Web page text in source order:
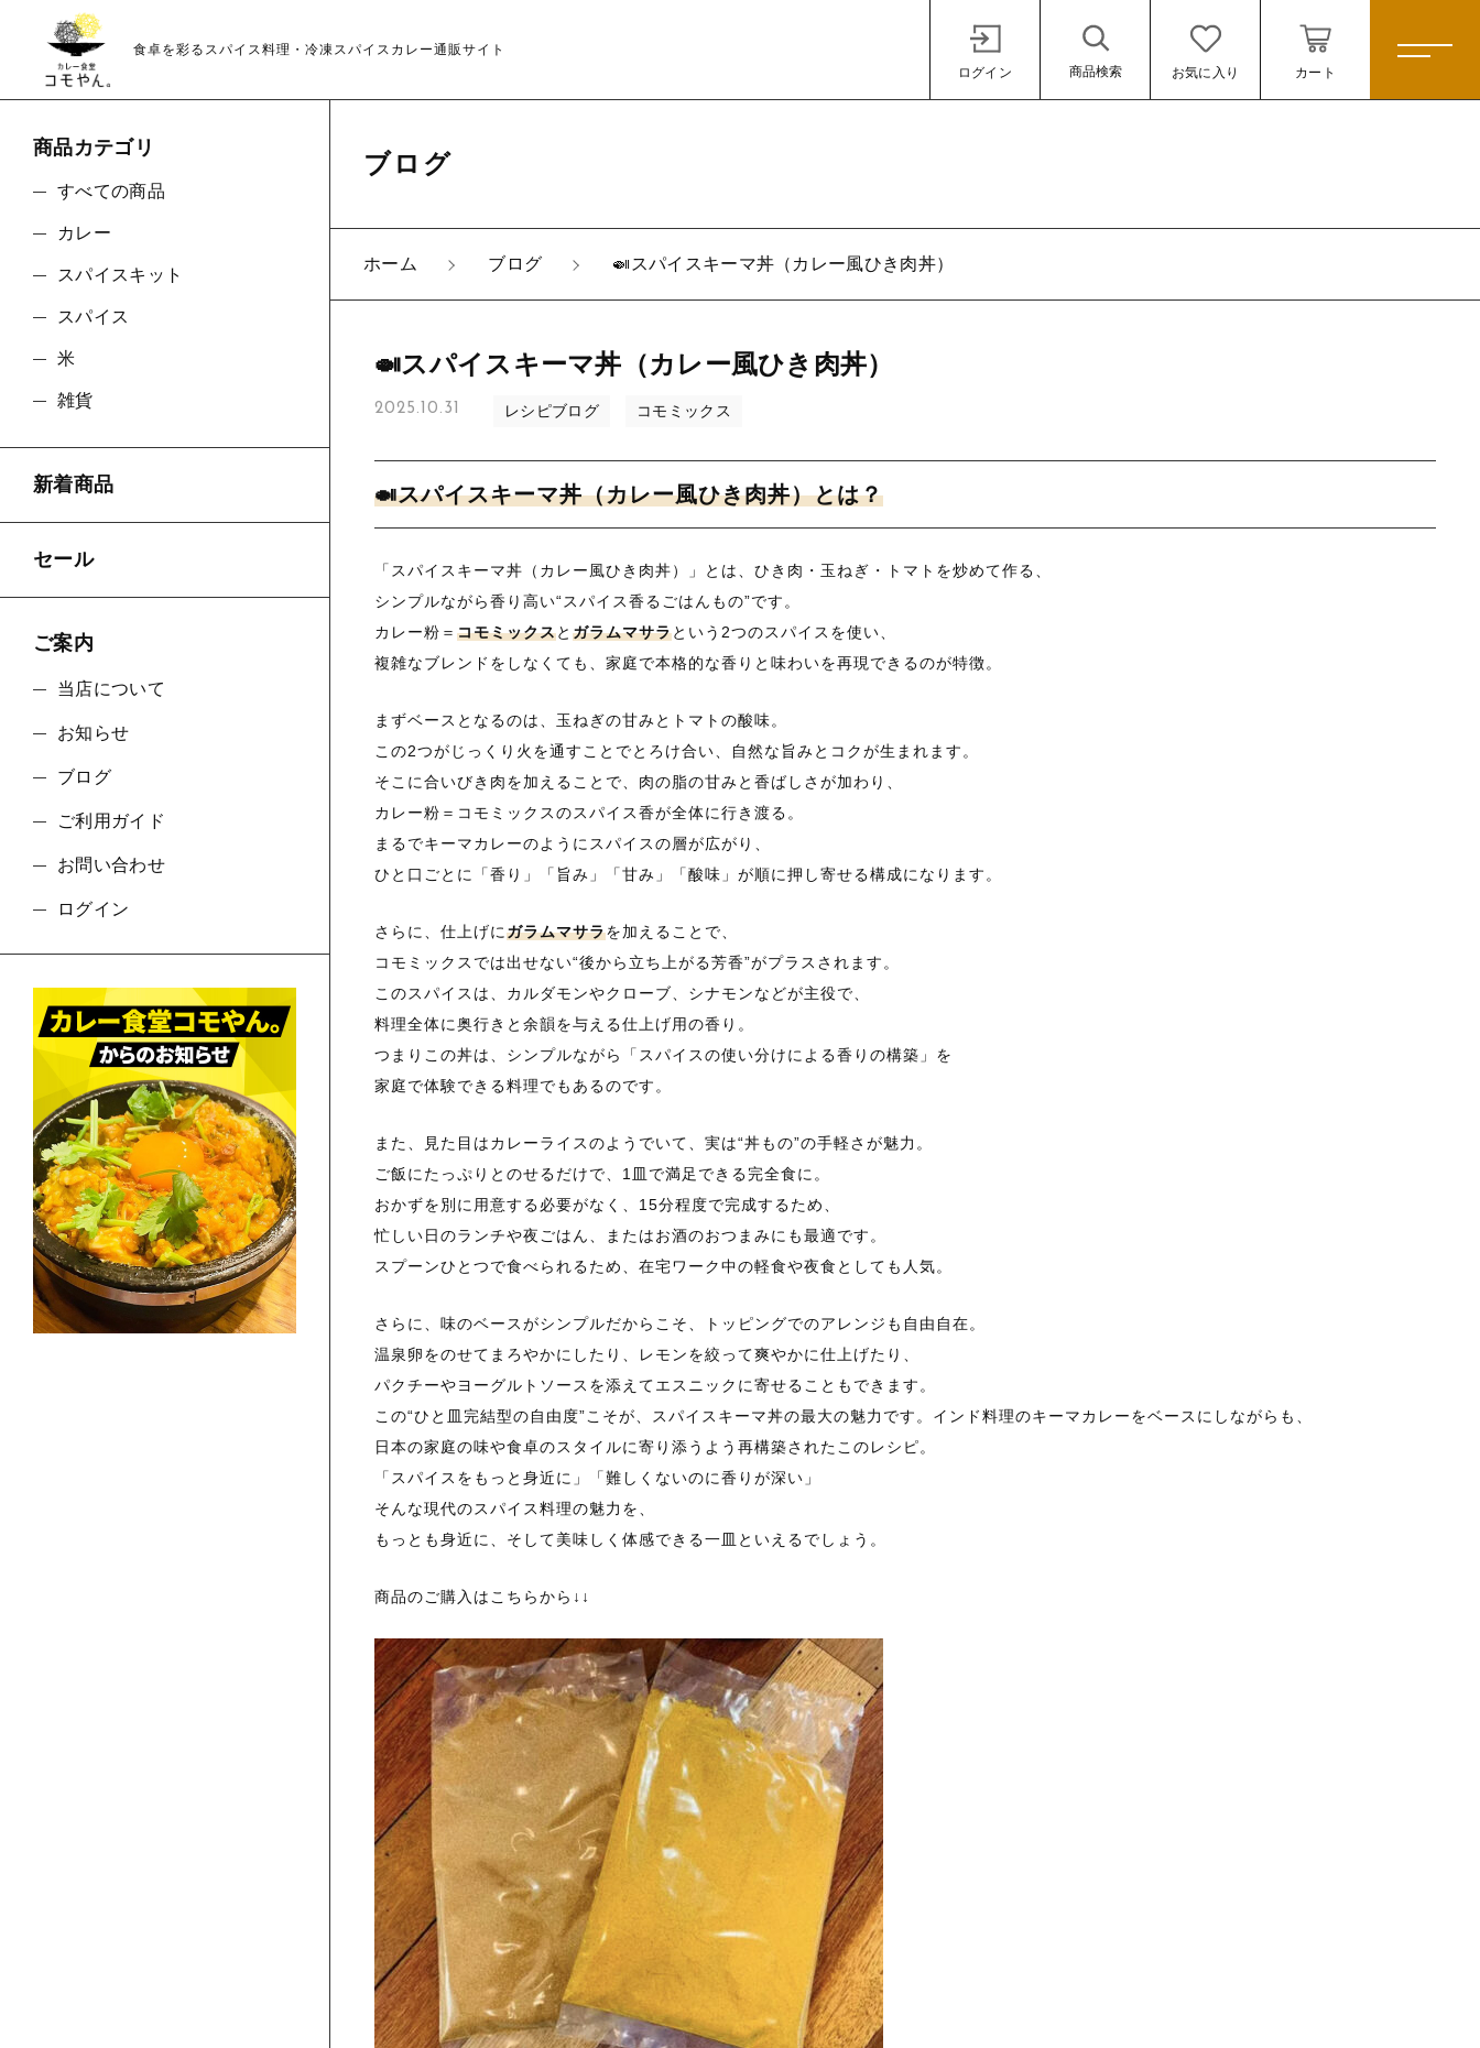
食卓を彩るスパイス料理・冷凍スパイスカレー通販サイト
ログイン
商品検索 お気に入り カート
ブログ
ホーム ブログ 🍛スパイスキーマ丼（カレー風ひき肉丼）
🍛スパイスキーマ丼（カレー風ひき肉丼）
2025.10.31 レシピブログ コモミックス
🍛スパイスキーマ丼（カレー風ひき肉丼）とは？
「スパイスキーマ丼（カレー風ひき肉丼）」とは、ひき肉・玉ねぎ・トマトを炒めて作る、
シンプルながら香り高い“スパイス香るごはんもの”です。
カレー粉＝ コモミックスと ガラムマサラという2つのスパイスを使い、
複雑なブレンドをしなくても、家庭で本格的な香りと味わいを再現できるのが特徴。
まずベースとなるのは、玉ねぎの甘みとトマトの酸味。
この2つがじっくり火を通すことでとろけ合い、自然な旨みとコクが生まれます。
そこに合いびき肉を加えることで、肉の脂の甘みと香ばしさが加わり、
カレー粉＝コモミックスのスパイス香が全体に行き渡る。
まるでキーマカレーのようにスパイスの層が広がり、
ひと口ごとに「香り」「旨み」「甘み」「酸味」が順に押し寄せる構成になります。
さらに、仕上げにガラムマサラを加えることで、
コモミックスでは出せない“後から立ち上がる芳香”がプラスされます。
このスパイスは、カルダモンやクローブ、シナモンなどが主役で、
料理全体に奥行きと余韻を与える仕上げ用の香り。
つまりこの丼は、シンプルながら「スパイスの使い分けによる香りの構築」を
家庭で体験できる料理でもあるのです。
また、見た目はカレーライスのようでいて、実は“丼もの”の手軽さが魅力。
ご飯にたっぷりとのせるだけで、1皿で満足できる完全食に。
おかずを別に用意する必要がなく、15分程度で完成するため、
忙しい日のランチや夜ごはん、またはお酒のおつまみにも最適です。
スプーンひとつで食べられるため、在宅ワーク中の軽食や夜食としても人気。
さらに、味のベースがシンプルだからこそ、トッピングでのアレンジも自由自在。
温泉卵をのせてまろやかにしたり、レモンを絞って爽やかに仕上げたり、
パクチーやヨーグルトソースを添えてエスニックに寄せることもできます。
この“ひと皿完結型の自由度”こそが、スパイスキーマ丼の最大の魅力です。インド料理のキーマカレーをベースにしながらも、
日本の家庭の味や食卓のスタイルに寄り添うよう再構築されたこのレシピ。
「スパイスをもっと身近に」「難しくないのに香りが深い」
そんな現代のスパイス料理の魅力を、
もっとも身近に、そして美味しく体感できる一皿といえるでしょう。
商品のご購入はこちらから↓↓
商品カテゴリ
すべての商品
カレー
スパイスキット
スパイス
米
雑貨
新着商品
セール
ご案内
当店について
お知らせ
ブログ
ご利用ガイド
お問い合わせ
ログイン
すべての商品